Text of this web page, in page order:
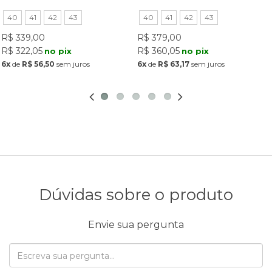
40 41 42 43
R$ 339,00
R$ 322,05 no pix
6x de R$ 56,50 sem juros
40 41 42 43
R$ 379,00
R$ 360,05 no pix
6x de R$ 63,17 sem juros
Dúvidas sobre o produto
Envie sua pergunta